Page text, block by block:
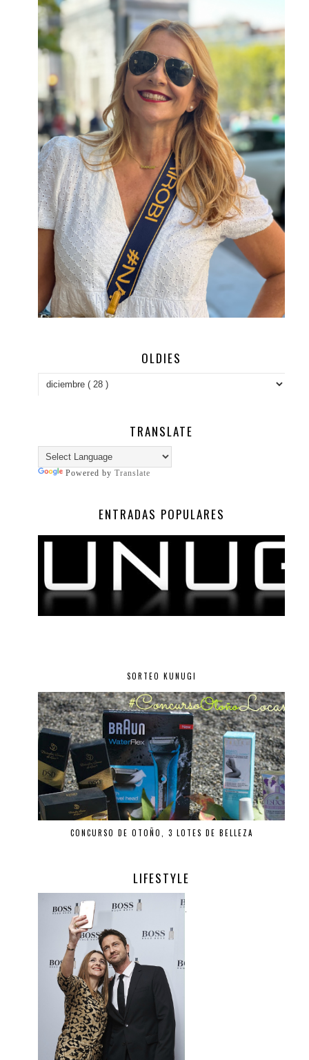
OLDIES
TRANSLATE
Powered by Translate
ENTRADAS POPULARES
SORTEO KUNUGI
CONCURSO DE OTOÑO, 3 LOTES DE BELLEZA
LIFESTYLE
.